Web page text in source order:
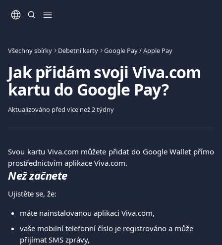
Všechny sbírky Debetní karty Google Pay / Apple Pay
Jak přidám svoji Viva.com
kartu do Google Pay?
Aktualizováno před více než 2 týdny
Svou kartu Viva.com můžete přidat do Google Wallet přímo
prostřednictvím aplikace Viva.com.
Než začnete
Ujistěte se, že:
máte nainstalovanou aplikaci Viva.com,
vaše mobilní telefonní číslo je registrováno a může
přijímat SMS zprávy,